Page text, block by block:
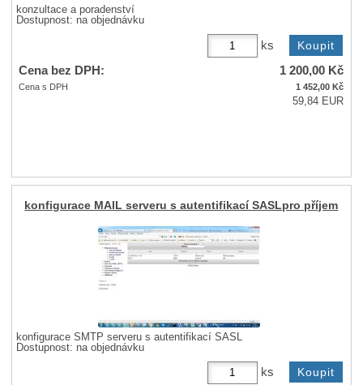
konzultace a poradenství
Dostupnost: na objednávku
ks
Cena bez DPH: 1 200,00 Kč
Cena s DPH 1 452,00Kč
59,84 EUR
konfigurace MAIL serveru s autentifikací SASLpro příjem
konfigurace SMTP serveru s autentifikací SASL
Dostupnost: na objednávku
ks